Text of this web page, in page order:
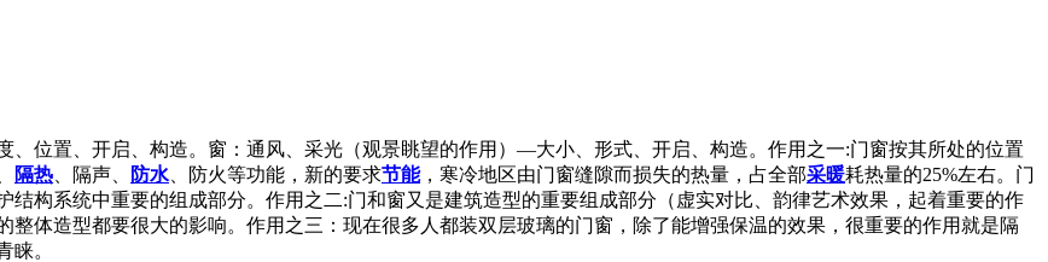
位置、开启、构造。窗：通风、采光（观景眺望的作用）—大小、形式、开启、构造。作用之一:门窗按其所处的位置
隔热 、隔声、 防水 、防火等功能，新的要求节能，寒冷地区由门窗缝隙而损失的热量，占全部采暖耗热量的25%左右。门
构系统中重要的组成部分。作用之二:门和窗又是建筑造型的重要组成部分（虚实对比、韵律艺术效果，起着重要的作
体造型都要很大的影响。作用之三：现在很多人都装双层玻璃的门窗，除了能增强保温的效果，很重要的作用就是隔
睐。